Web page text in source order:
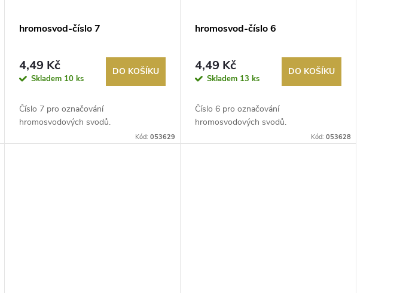
hromosvod-číslo 7
4,49 Kč
Skladem 10 ks
DO KOŠÍKU
Číslo 7 pro označování
hromosvodových svodů.
Kód: 053629
hromosvod-číslo 6
4,49 Kč
Skladem 13 ks
DO KOŠÍKU
Číslo 6 pro označování
hromosvodových svodů.
Kód: 053628